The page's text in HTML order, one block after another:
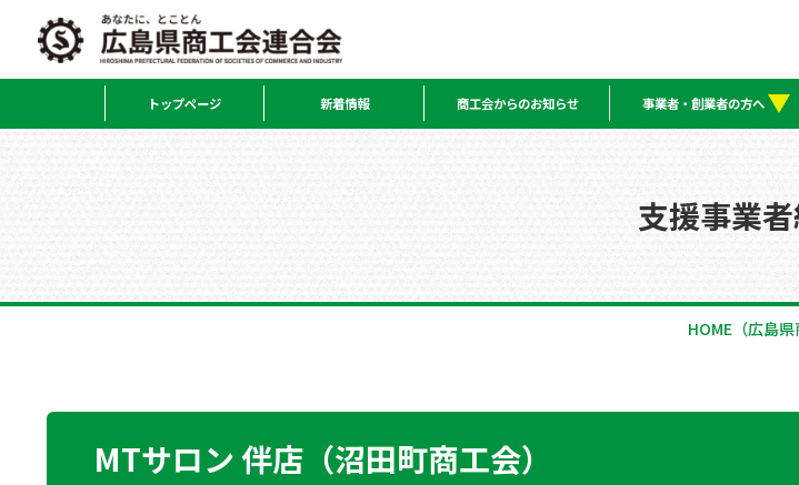
トップページ 新着情報 商工会からのお知らせ 事業者・創業者の方へ
支援事業
HOME （広島
MTサロン 伴店（沼田町商工会）